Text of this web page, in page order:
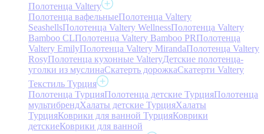
Полотенца Valtery
Полотенца вафельныеПолотенца Valtery
SeashellsПолотенца Valtery WellnessПолотенца Valtery
Bamboo CLПолотенца Valtery Bamboo PRПолотенца
Valtery EmilyПолотенца Valtery MirandaПолотенца Valtery
RosyПолотенца кухонные ValteryДетские полотенца-
уголки из муслинаСкатерть дорожкаСкатерти Valtery
Текстиль Турция
Полотенца ТурцияПолотенца детские ТурцияПолотенца
мультибрендХалаты детские ТурцияХалаты
ТурцияКоврики для ванной ТурцияКоврики
детскиеКоврики для ванной